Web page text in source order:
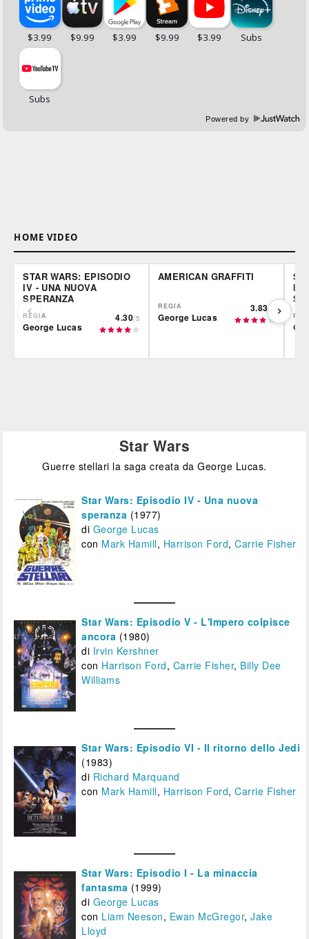
Powered by
HOME VIDEO
STAR WARS: EPISODIO
IV - UNA NUOVA
SPERANZA
REGIA
George Lucas
4.30/5
AMERICAN GRAFFITI
REGIA
George Lucas
3.83/5
III
Star Wars
Guerre stellari la saga creata da George Lucas.
Star Wars: Episodio IV - Una nuova
speranza (1977)
di George Lucas
con Mark Hamill, Harrison Ford,Carrie Fisher
Star Wars: Episodio V - L'Impero colpisce
ancora (1980)
di Irvin Kershner
con Harrison Ford, Carrie Fisher, Billy Dee
Williams
Star Wars: Episodio VI - Il ritorno dello Jedi
(1983)
di Richard Marquand
con Mark Hamill, Harrison Ford,Carrie Fisher
Star Wars: Episodio I - La minaccia
fantasma (1999)
di George Lucas
con Liam Neeson, Ewan McGregor,Jake
Lloyd